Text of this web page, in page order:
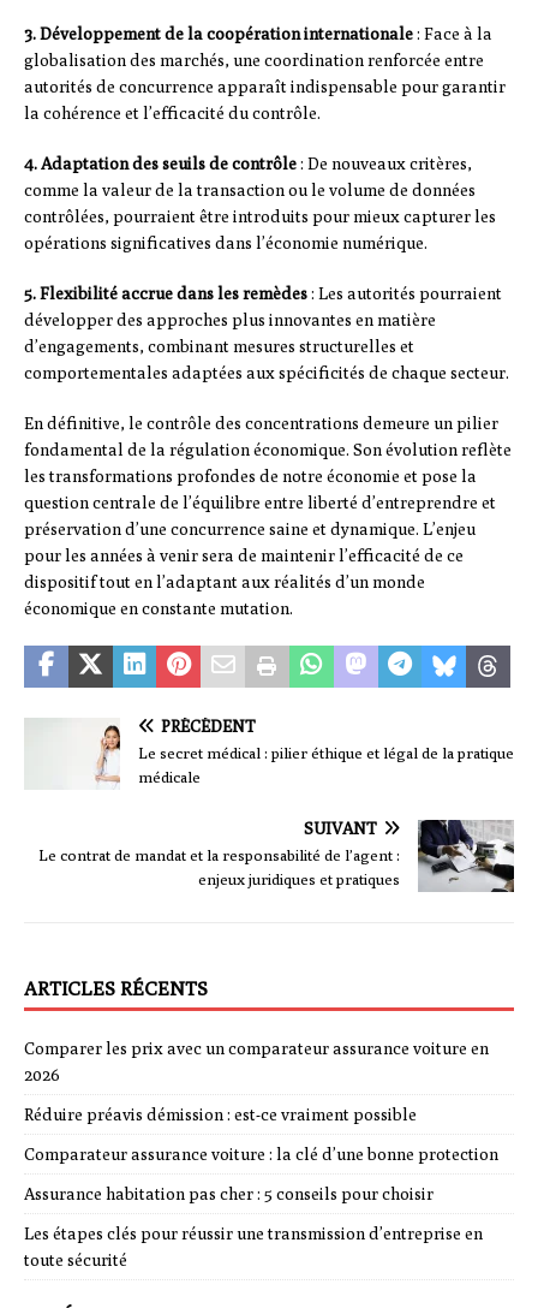
3. Développement de la coopération internationale: Face à la
globalisation des marchés, une coordination renforcée entre
autorités de concurrence apparaît indispensable pour garantir
la cohérence et l’efficacité du contrôle.
4. Adaptation des seuils de contrôle: De nouveaux critères,
comme la valeur de la transaction ou le volume de données
contrôlées, pourraient être introduits pour mieux capturer les
opérations significatives dans l’économie numérique.
5. Flexibilité accrue dans les remèdes: Les autorités pourraient
développer des approches plus innovantes en matière
d’engagements, combinant mesures structurelles et
comportementales adaptées aux spécificités de chaque secteur.
En définitive, le contrôle des concentrations demeure un pilier
fondamental de la régulation économique. Son évolution reflète
les transformations profondes de notre économie et pose la
question centrale de l’équilibre entre liberté d’entreprendre et
préservation d’une concurrence saine et dynamique. L’enjeu
pour les années à venir sera de maintenir l’efficacité de ce
dispositif tout en l’adaptant aux réalités d’un monde
économique en constante mutation.
PRÉCÉDENT
Le secret médical : pilier éthique et légal de la pratique
médicale
SUIVANT
Le contrat de mandat et la responsabilité de l’agent :
enjeux juridiques et pratiques
ARTICLES RÉCENTS
Comparer les prix avec un comparateur assurance voiture en
2026
Réduire préavis démission : est-ce vraiment possible
Comparateur assurance voiture : la clé d’une bonne protection
Assurance habitation pas cher : 5 conseils pour choisir
Les étapes clés pour réussir une transmission d’entreprise en
toute sécurité